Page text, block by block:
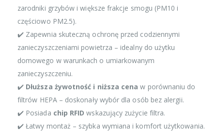
zarodniki grzybów i większe frakcje smogu (PM10 i
częściowo PM2.5).
✔️ Zapewnia skuteczną ochronę przed codziennymi
zanieczyszczeniami powietrza – idealny do użytku
domowego w warunkach o umiarkowanym
zanieczyszczeniu.
✔️ Dłuższa żywotność i niższa cena w porównaniu do
filtrów HEPA – doskonały wybór dla osób bez alergii.
✔️ Posiada chip RFID wskazujący zużycie filtra.
✔️ Łatwy montaż – szybka wymiana i komfort użytkowania.